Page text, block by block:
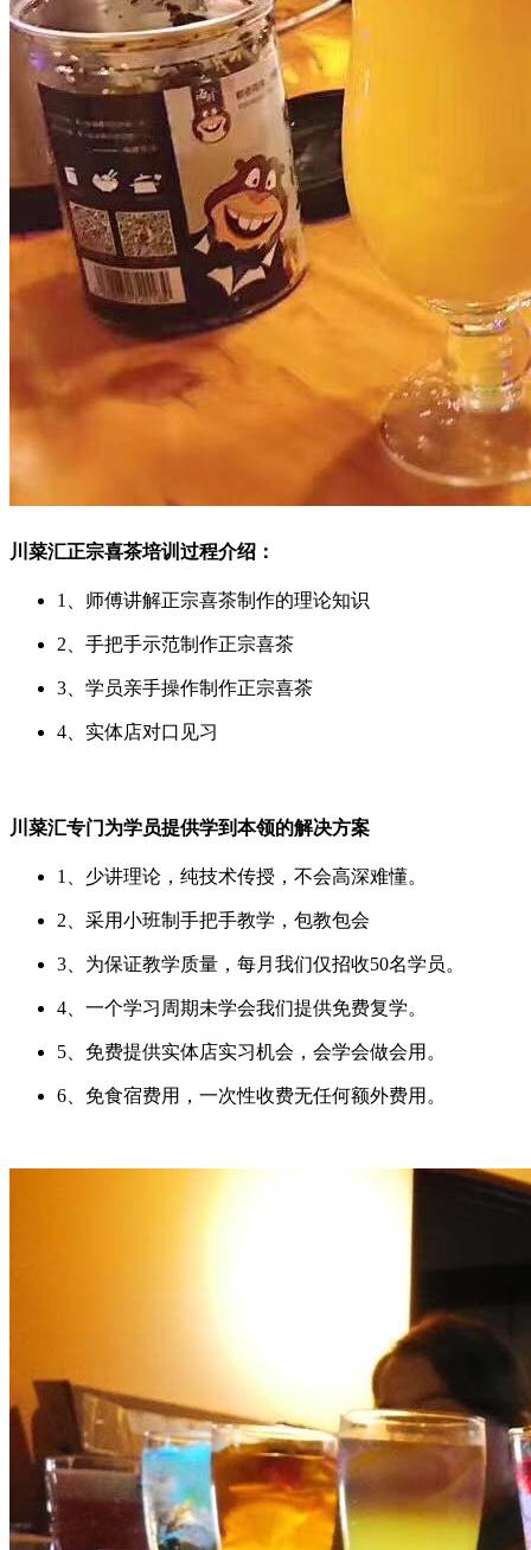
川菜汇正宗喜茶培训过程介绍：
1、师傅讲解正宗喜茶制作的理论知识
2、手把手示范制作正宗喜茶
3、学员亲手操作制作正宗喜茶
4、实体店对口见习
川菜汇专门为学员提供学到本领的解决方案
1、少讲理论，纯技术传授，不会高深难懂。
2、采用小班制手把手教学，包教包会
3、为保证教学质量，每月我们仅招收50名学员。
4、一个学习周期未学会我们提供免费复学。
5、免费提供实体店实习机会，会学会做会用。
6、免食宿费用，一次性收费无任何额外费用。